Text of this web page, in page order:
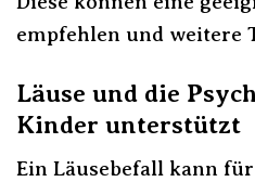
empfehlen und weitere
Läuse und die
Kinder unterstützt
Ein Läusebefall kann